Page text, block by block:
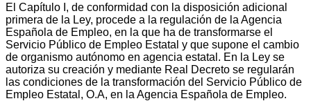
El Capítulo I, de conformidad con la disposición adicional
primera de la Ley, procede a la regulación de la Agencia
Española de Empleo, en la que ha de transformarse el
Servicio Público de Empleo Estatal y que supone el cambio
de organismo autónomo en agencia estatal. En la Ley se
autoriza su creación y mediante Real Decreto se regularán
las condiciones de la transformación del Servicio Público de
Empleo Estatal, O.A, en la Agencia Española de Empleo.